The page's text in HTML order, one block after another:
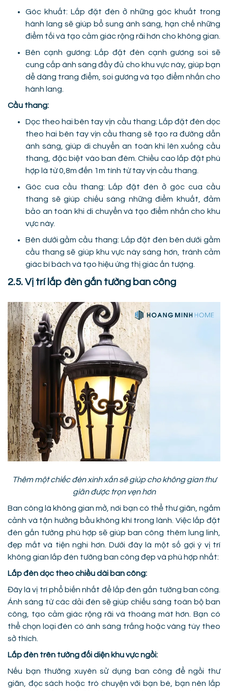
Góc khuất: Lắp đặt đèn ở những góc khuất trong
hành lang sẽ giúp bổ sung ánh sáng, hạn chế những
điểm tối và tạo cảm giác rộng rãi hơn cho không gian.
Bên cạnh gương: Lắp đặt đèn cạnh gương soi sẽ
cung cấp ánh sáng đầy đủ cho khu vực này, giúp bạn
dễ dàng trang điểm, soi gương và tạo điểm nhấn cho
hành lang.
Cầu thang:
Dọc theo hai bên tay vịn cầu thang: Lắp đặt đèn dọc
theo hai bên tay vịn cầu thang sẽ tạo ra đường dẫn
ánh sáng, giúp di chuyển an toàn khi lên xuống cầu
thang, đặc biệt vào ban đêm. Chiều cao lắp đặt phù
hợp là từ 0,8m đến 1m tính từ tay vịn cầu thang.
Góc cua cầu thang: Lắp đặt đèn ở góc cua cầu
thang sẽ giúp chiếu sáng những điểm khuất, đảm
bảo an toàn khi di chuyển và tạo điểm nhấn cho khu
vực này.
Bên dưới gầm cầu thang: Lắp đặt đèn bên dưới gầm
cầu thang sẽ giúp khu vực này sáng hơn, tránh cảm
giác bí bách và tạo hiệu ứng thị giác ấn tượng.
2.5. Vị trí lắp đèn gắn tường ban công
Thêm một chiếc đèn xinh xắn sẽ giúp cho không gian thư
giãn được trọn vẹn hơn
Ban công là không gian mở, nơi bạn có thể thư giãn, ngắm
cảnh và tận hưởng bầu không khí trong lành. Việc lắp đặt
đèn gắn tường phù hợp sẽ giúp ban công thêm lung linh,
đẹp mắt và tiện nghi hơn. Dưới đây là một số gợi ý vị trí
không gian lắp đèn tường ban công đẹp và phù hợp nhất:
Lắp đèn dọc theo chiều dài ban công:
Đây là vị trí phổ biến nhất để lắp đèn gắn tường ban công.
Ánh sáng từ các dải đèn sẽ giúp chiếu sáng toàn bộ ban
công, tạo cảm giác rộng rãi và thoáng mát hơn. Bạn có
thể chọn loại đèn có ánh sáng trắng hoặc vàng tùy theo
sở thích.
Lắp đèn trên tường đối diện khu vực ngồi:
Nếu bạn thường xuyên sử dụng ban công để ngồi thư
giãn, đọc sách hoặc trò chuyện với bạn bè, bạn nên lắp